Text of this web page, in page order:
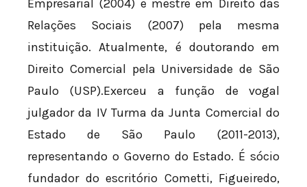
Empresarial (2004) e mestre em Direito das
Relações Sociais (2007) pela mesma
instituição. Atualmente, é doutorando em
Direito Comercial pela Universidade de São
Paulo (USP).Exerceu a função de vogal
julgador da IV Turma da Junta Comercial do
Estado de São Paulo (2011-2013),
representando o Governo do Estado. É sócio
fundador do escritório Cometti, Figueiredo,